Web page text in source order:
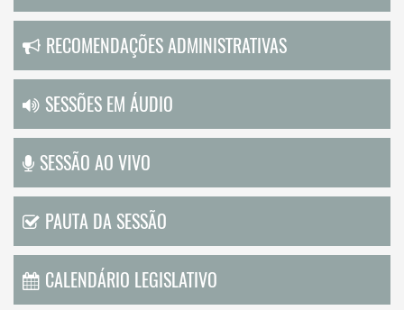
RECOMENDAÇÕES ADMINISTRATIVAS
SESSÕES EM ÁUDIO
SESSÃO AO VIVO
PAUTA DA SESSÃO
CALENDÁRIO LEGISLATIVO